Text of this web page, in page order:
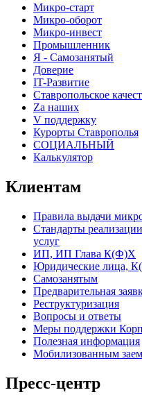
Микро-старт
Микро-оборот
Микро-инвест
Промышленник
Я - Самозанятый
Доверие
IT-Развитие
Ставропольское
Za наших
V поддержку
Курорты Ставрополья
СОЦИАЛЬНЫЙ
Калькулятор
Клиентам
Правила выдачи
Стандарты
услуг
ИП, ИП Глава К(Ф)Х
Юридические лица,
Самозанятым
Предварительная
Реструктуризация
Вопросы и ответы
Меры поддержки
Полезная информация
Мобилизованным
Пресс-центр